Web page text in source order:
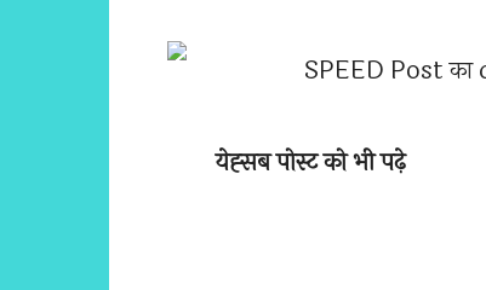
येह्सब पोस्ट को भी पढ़े